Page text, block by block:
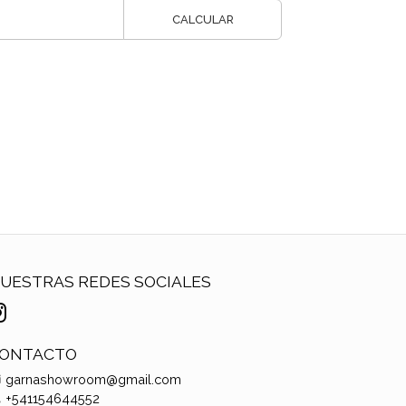
CALCULAR
REDES SOCIALES
garnashowroom@gmail.com
+541154644552